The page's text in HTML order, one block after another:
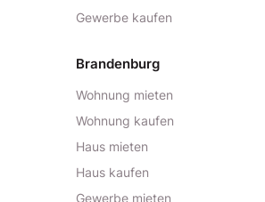
Gewerbe kaufen
Brandenburg
Wohnung mieten
Wohnung kaufen
Haus mieten
Haus kaufen
Gewerbe mieten